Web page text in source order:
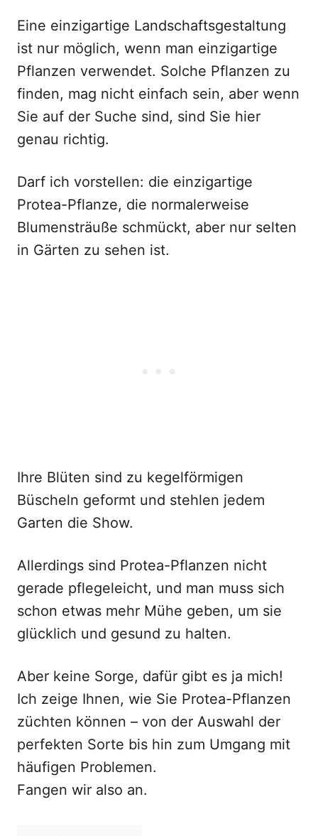
Eine einzigartige Landschaftsgestaltung
ist nur möglich, wenn man einzigartige
Pflanzen verwendet. Solche Pflanzen zu
finden, mag nicht einfach sein, aber wenn
Sie auf der Suche sind, sind Sie hier
genau richtig.
Darf ich vorstellen: die einzigartige
Protea-Pflanze, die normalerweise
Blumensträuße schmückt, aber nur selten
in Gärten zu sehen ist.
Ihre Blüten sind zu kegelförmigen
Büscheln geformt und stehlen jedem
Garten die Show.
Allerdings sind Protea-Pflanzen nicht
gerade pflegeleicht, und man muss sich
schon etwas mehr Mühe geben, um sie
glücklich und gesund zu halten.
Aber keine Sorge, dafür gibt es ja mich!
Ich zeige Ihnen, wie Sie Protea-Pflanzen
züchten können – von der Auswahl der
perfekten Sorte bis hin zum Umgang mit
häufigen Problemen.
Fangen wir also an.